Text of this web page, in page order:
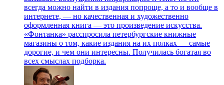
всегда можно найти в издания попроще, а то и вообще в
интернете, — но качественная и художественно
оформленная книга — это произведение искусства.
«Фонтанка» расспросила петербургские книжные
магазины о том, какие издания на их полках — самые
дорогие, и чем они интересны. Получилась богатая во
всех смыслах подборка.